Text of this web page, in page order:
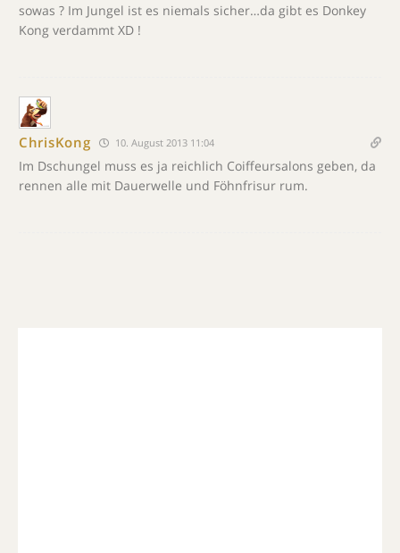
sowas ? Im Jungel ist es niemals sicher…da gibt es Donkey
Kong verdammt XD !
ChrisKong 10. August 2013 11:04
Im Dschungel muss es ja reichlich Coiffeursalons geben, da
rennen alle mit Dauerwelle und Föhnfrisur rum.